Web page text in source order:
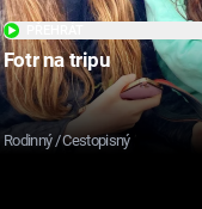
Fotr na tripu
Rodinný / Cestopisný